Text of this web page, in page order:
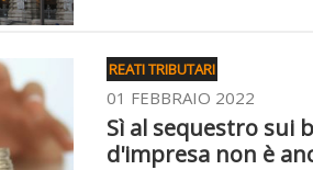
REATI TRIBUTARI
01 FEBBRAIO 2022
Sì al sequestro sui
d'impresa non è